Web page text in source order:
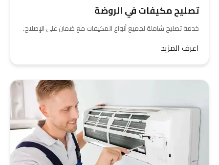
تصليح مكيفات في الروضة
خدمة تصليح شاملة لجميع أنواع المكيفات مع ضمان على الإصلاح.
اعرف المزيد